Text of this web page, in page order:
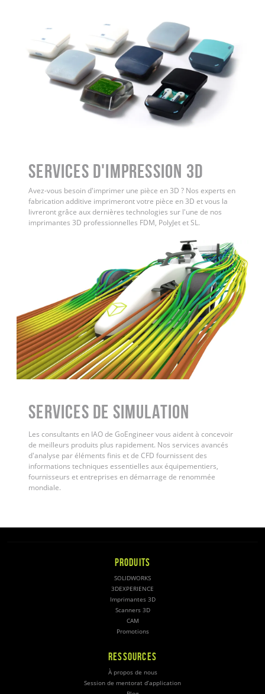
Services d'impression 3D
Avez-vous besoin d'imprimer une pièce en 3D ? Nos experts en
fabrication additive imprimeront votre pièce en 3D et vous la
livreront grâce aux dernières technologies sur l'une de nos
imprimantes 3D professionnelles FDM, PolyJet et SL.
Services de simulation
Les consultants en IAO de GoEngineer vous aident à concevoir
de meilleurs produits plus rapidement. Nos services avancés
d'analyse par éléments finis et de CFD fournissent des
informations techniques essentielles aux équipementiers,
fournisseurs et entreprises en démarrage de renommée
mondiale.
PRODUITS
SOLIDWORKS
3DEXPERIENCE
Imprimantes 3D
Scanners 3D
CAM
Promotions
RESSOURCES
À propos de nous
Session de mentorat d’application